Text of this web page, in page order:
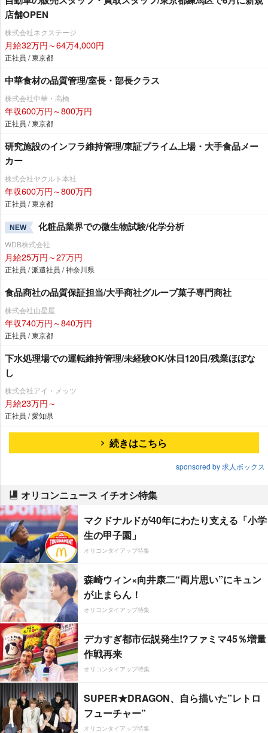
店舗OPEN
株式会社ネクステージ
月給32万円～64万4,000円
正社員 / 東京都
中華食材の品質管理/室長・部長クラス
株式会社中華・高橋
年収600万円～800万円
正社員 / 東京都
研究施設のインフラ維持管理/東証プライム上場・大手食品メー
カー
株式会社ヤクルト本社
年収600万円～800万円
正社員 / 東京都
NEW 化粧品業界での微生物試験/化学分析
WDB株式会社
月給25万円～27万円
正社員 / 派遣社員 / 神奈川県
食品商社の品質保証担当/大手商社グループ菓子専門商社
株式会社山星屋
年収740万円～840万円
正社員 / 東京都
下水処理場での運転維持管理/未経験OK/休日120日/残業ほぼな
し
株式会社アイ・メッツ
月給23万円～
正社員 / 愛知県
続きはこちら
sponsored by 求人ボックス
オリコンニュース イチオシ特集
マクドナルドが40年にわたり支える「小学
生の甲子園」
オリコンタイアップ特集
森崎ウィン×向井康二“両片思い”にキュン
が止まらん！
オリコンタイアップ特集
デカすぎ都市伝説発生!?ファミマ45％増量
作戦再来
オリコンタイアップ特集
SUPER★DRAGON、自ら描いた”レトロ
フューチャー”
オリコンタイアップ特集